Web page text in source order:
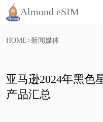
Almond eSIM
HOME>新闻媒体
亚马逊2024年黑色
产品汇总